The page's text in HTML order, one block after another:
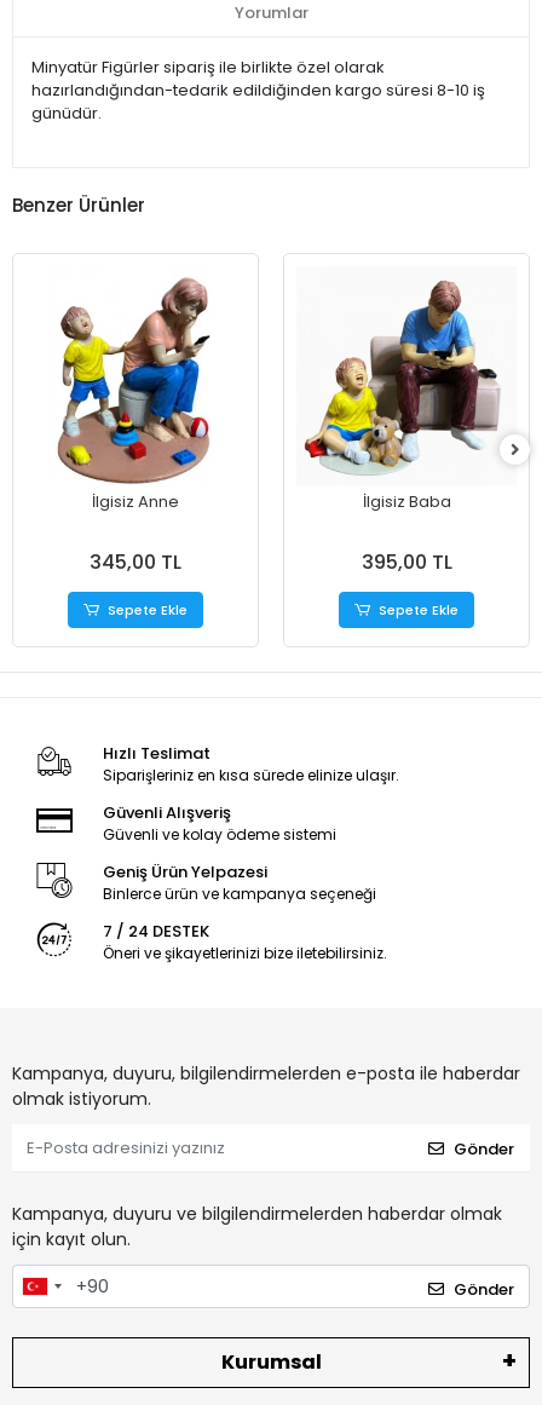
Yorumlar
Minyatür Figürler sipariş ile birlikte özel olarak
hazırlandığından-tedarik edildiğinden kargo süresi 8-10 iş
günüdür.
Benzer Ürünler
İlgisiz Anne
345,00 TL
Sepete Ekle
İlgisiz Baba
395,00 TL
Sepete Ekle
Hızlı Teslimat
Siparişleriniz en kısa sürede elinize ulaşır.
Güvenli Alışveriş
Güvenli ve kolay ödeme sistemi
Geniş Ürün Yelpazesi
Binlerce ürün ve kampanya seçeneği
7 / 24 DESTEK
Öneri ve şikayetlerinizi bize iletebilirsiniz.
Kampanya, duyuru, bilgilendirmelerden e-posta ile haberdar
olmak istiyorum.
Gönder
Kampanya, duyuru ve bilgilendirmelerden haberdar olmak
için kayıt olun.
Gönder
Kurumsal